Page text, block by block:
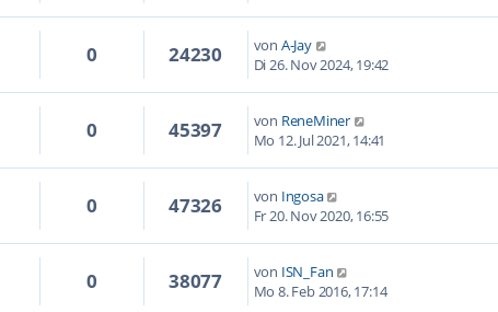
0 24230 von A-Jay
Di 26. Nov 2024, 19:42
0 45397 von ReneMiner
Mo 12. Jul 2021, 14:41
0 47326 von Ingosa
Fr 20. Nov 2020, 16:55
0 38077 von ISN_Fan
Mo 8. Feb 2016, 17:14